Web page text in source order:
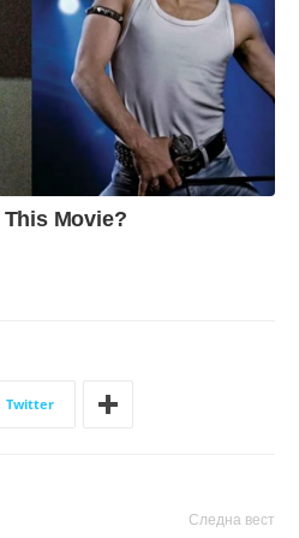
Twitter
Следна вест